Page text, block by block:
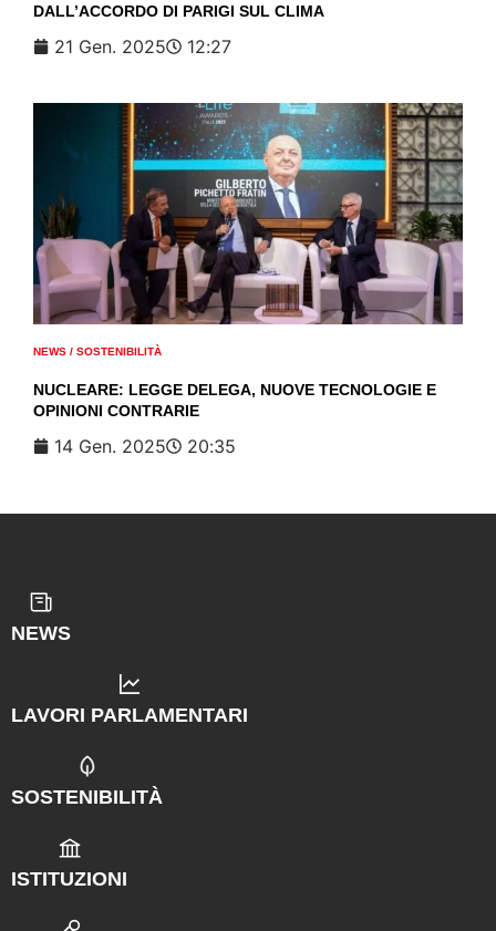
DALL’ACCORDO DI PARIGI SUL CLIMA
21 Gen. 2025 12:27
NEWS / SOSTENIBILITÀ
NUCLEARE: LEGGE DELEGA, NUOVE TECNOLOGIE E
OPINIONI CONTRARIE
14 Gen. 2025 20:35
NEWS
LAVORI PARLAMENTARI
SOSTENIBILITÀ
ISTITUZIONI